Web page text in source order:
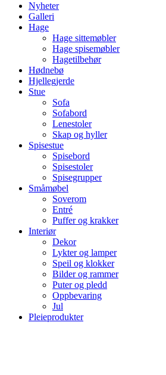
Nyheter
Galleri
Hage
Hage sittemøbler
Hage spisemøbler
Hagetilbehør
Hødnebø
Hjellegjerde
Stue
Sofa
Sofabord
Lenestoler
Skap og hyller
Spisestue
Spisebord
Spisestoler
Spisegrupper
Småmøbel
Soverom
Entré
Puffer og krakker
Interiør
Dekor
Lykter og lamper
Speil og klokker
Bilder og rammer
Puter og pledd
Oppbevaring
Jul
Pleieprodukter